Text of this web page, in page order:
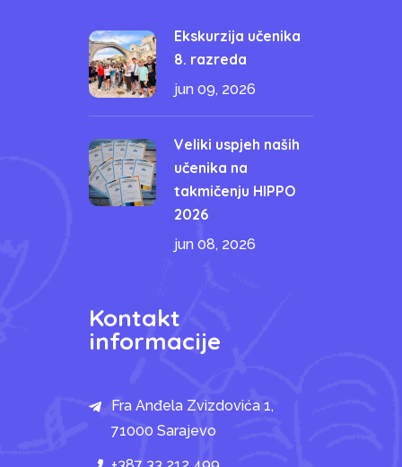
Ekskurzija učenika
8. razreda
jun 09, 2026
Veliki uspjeh naših
učenika na
takmičenju HIPPO
2026
jun 08, 2026
Kontakt
informacije
Fra Anđela Zvizdovića 1,
71000 Sarajevo